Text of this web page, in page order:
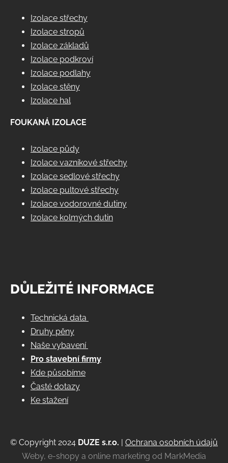
Izolace střechy
Izolace stropů
Izolace základů
Izolace podkroví
Izolace podlahy
Izolace stěny
Izolace hal
FOUKANÁ IZOLACE
Izolace půdy
Izolace vazníkové střechy
Izolace sedlové střechy
Izolace pultové střechy
Izolace vodorovné dutiny
Izolace kolmých dutin
DŮLEŽITÉ INFORMACE
Technická data
Druhy pěny
Naše vybavení
Pro stavební firmy
Kde působíme
Časté dotazy
Ke stažení
© Copyright 2024 DUZE s.r.o. | Ochrana osobních údajů
Weby, e-shopy a online marketing od MarkMedia